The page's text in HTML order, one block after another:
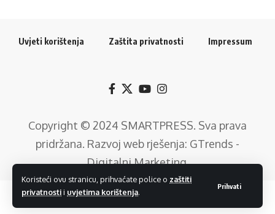
Koristeći ovu stranicu, prihvaćate police o zaštiti
privatnostii uvjetima korištenja.
Prihvati
Uvjeti korištenja Zaštita privatnosti Impressum
Copyright © 2024 SMARTPRESS. Sva prava
pridržana. Razvoj web rješenja: GTrends -
Digitalni Marketing.